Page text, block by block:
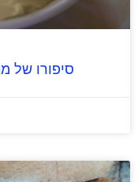
סיפורו של